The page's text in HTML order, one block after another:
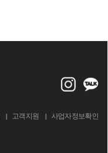
고객지원 사업자정보확인